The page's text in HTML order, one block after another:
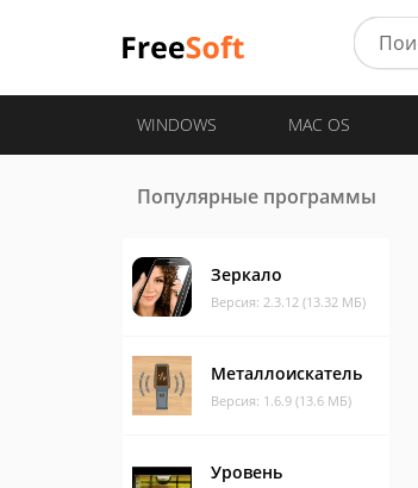
WINDOWS MAC OS
Популярные программы
Зеркало
Версия: 2.3.12 (13.32 МБ)
Металлоискатель
Версия: 1.6.9 (13.6 МБ)
Уровень